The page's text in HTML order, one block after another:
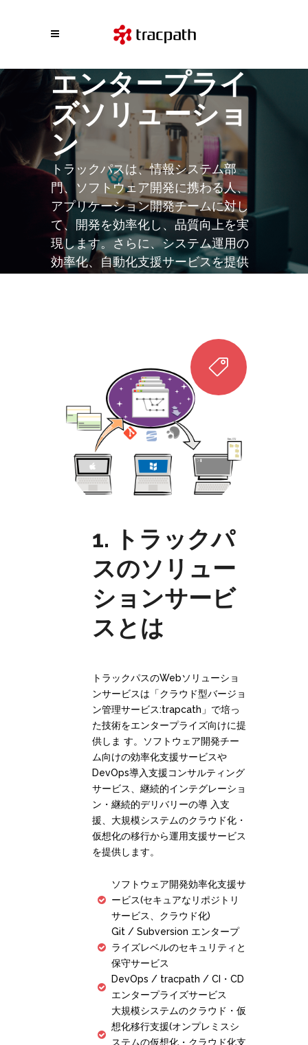
エンタープライ
ズソリューショ
ン
トラックパスは、情報システム部
門、ソフトウェア開発に携わる人、
アプリケーション開発チームに対し
て、開発を効率化し、品質向上を実
現します。さらに、システム運用の
効率化、自動化支援サービスを提供
1. トラックパ
スのソリュー
ションサービ
スとは
トラックパスのWebソリューショ
ンサービスは「クラウド型バージョ
ン管理サービス:trapcath」で培っ
た技術をエンタープライズ向けに提
供しま す。ソフトウェア開発チー
ム向けの効率化支援サービスや
DevOps導入支援コンサルティング
サービス、継続的インテグレーショ
ン・継続的デリバリーの導 入支
援、大規模システムのクラウド化・
仮想化の移行から運用支援サービス
を提供します。
ソフトウェア開発効率化支援サ
ービス(セキュアなリポジトリ
サービス、クラウド化)
Git / Subversion エンタープ
ライズレベルのセキュリティと
保守サービス
DevOps / tracpath / CI・CD
エンタープライズサービス
大規模システムのクラウド・仮
想化移行支援(オンプレミスシ
ステムの仮想化・クラウド化支